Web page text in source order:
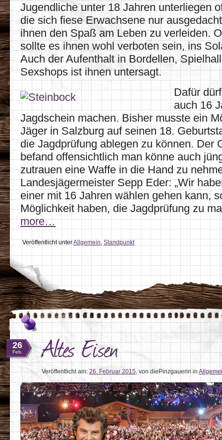
Jugendliche unter 18 Jahren unterliegen
die sich fiese Erwachsene nur
ihnen den Spaß am Leben zu verleiden.
sollte es ihnen wohl verboten sein, ins
Auch der Aufenthalt in Bordellen,
Sexshops ist ihnen untersagt.
Dafür
auch 16
Jagdschein machen. Bisher musste ein
Jäger in Salzburg auf seinen 18.
die Jagdprüfung ablegen zu können. Der
befand offensichtlich man könne auch
zutrauen eine Waffe in die Hand zu
Landesjägermeister Sepp Eder: „Wir
einer mit 16 Jahren wählen gehen kann,
Möglichkeit haben, die Jagdprüfung zu
more…
Veröffentlicht unterAllgemein, Standpunkt
26
Feb. Altes Eisen
Veröffentlicht am:26. Februar 2015,von diePinzgauerinin